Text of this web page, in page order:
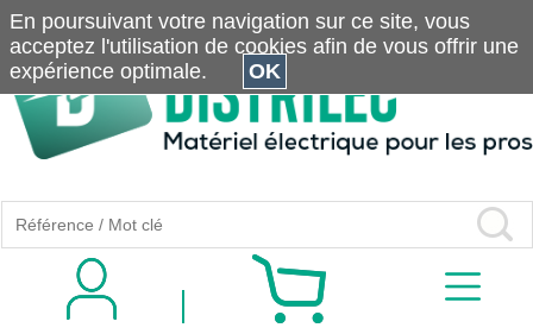
En poursuivant votre navigation sur ce site, vous
acceptez l'utilisation de cookies afin de vous offrir une
expérience optimale.
OK